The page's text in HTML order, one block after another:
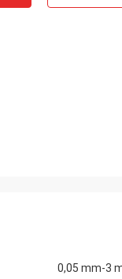
0,05 mm-3